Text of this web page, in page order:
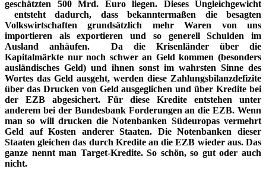
geschätzten 500 Mrd. Euro liegen. Dieses Ungleichgewicht
entsteht dadurch, dass bekanntermaßen die besagten
Volkswirtschaften grundsätzlich mehr Waren von uns
importieren als exportieren und so generell Schulden im
Ausland anhäufen. Da die Krisenländer über die
Kapitalmärkte nur noch schwer an Geld kommen (besonders
ausländisches Geld) und ihnen sonst im wahrsten Sinne des
Wortes das Geld ausgeht, werden diese Zahlungsbilanzdefizite
über das Drucken von Geld ausgeglichen und über Kredite bei
der EZB abgesichert. Für diese Kredite entstehen unter
anderem bei der Bundesbank Forderungen an die EZB. Wenn
man so will drucken die Notenbanken Südeuropas vermehrt
Geld auf Kosten anderer Staaten. Die Notenbanken dieser
Staaten gleichen das durch Kredite an die EZB wieder aus. Das
ganze nennt man Target-Kredite. So schön, so gut oder auch
nicht.